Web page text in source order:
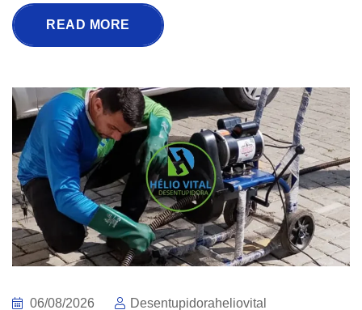
READ MORE
06/08/2026 Desentupidoraheliovital